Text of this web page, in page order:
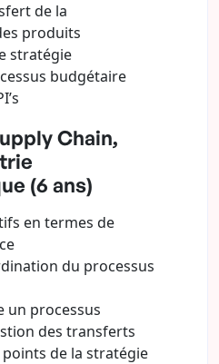
de la
produits
stratégie
budgétaire
Chain,
(6 ans)
en termes de
du processus
un processus
des transferts
de la stratégie